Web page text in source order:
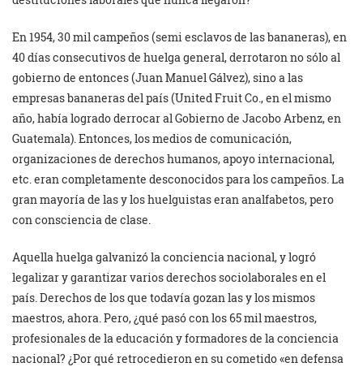
En 1954, 30 mil campeños (semi esclavos de las bananeras), en
40 días consecutivos de huelga general, derrotaron no sólo al
gobierno de entonces (Juan Manuel Gálvez), sino a las
empresas bananeras del país (United Fruit Co., en el mismo
año, había logrado derrocar al Gobierno de Jacobo Arbenz, en
Guatemala). Entonces, los medios de comunicación,
organizaciones de derechos humanos, apoyo internacional,
etc. eran completamente desconocidos para los campeños. La
gran mayoría de las y los huelguistas eran analfabetos, pero
con consciencia de clase.
Aquella huelga galvanizó la conciencia nacional, y logró
legalizar y garantizar varios derechos sociolaborales en el
país. Derechos de los que todavía gozan las y los mismos
maestros, ahora. Pero, ¿qué pasó con los 65 mil maestros,
profesionales de la educación y formadores de la conciencia
nacional? ¿Por qué retrocedieron en su cometido «en defensa